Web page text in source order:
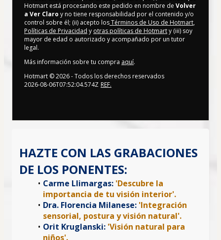
Hotmart está procesando este pedido en nombre de Volver
a Ver Claro y no tiene responsabilidad por el contenido y/o
control sobre él; (ii) acepto losTérminos de Uso de Hotmart,
Políticas de Privacidad y otras políticas de Hotmarty (iii) soy
mayor de edad o autorizado y acompañado por un tutor
legal.
Más información sobre tu compra aquí.
Hotmart ©2026- Todos los derechos reservados
2026-08-06T07:52:04.574Z REF.
HAZTE CON LAS GRABACIONES
DE LOS PONENTES:
Carme Llimargas: 'Descubre la
importancia de tu visión interior'.
Dra. Florencia Milanese: 'Integración
sensorial, postura y visión natural'.
Orit Kruglanski: 'Visión natural para
niños'.